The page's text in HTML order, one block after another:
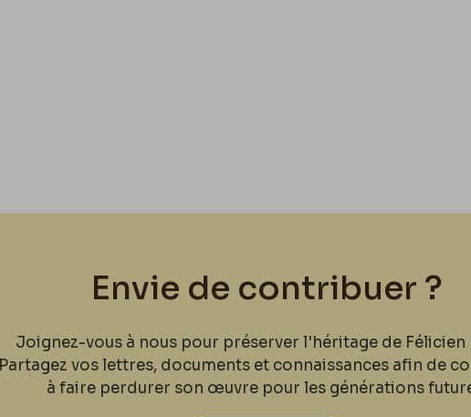
Envie de contribuer ?
Joignez-vous à nous pour préserver l'héritage de Félicien
Partagez vos lettres, documents et connaissances afin de
à faire perdurer son œuvre pour les générations